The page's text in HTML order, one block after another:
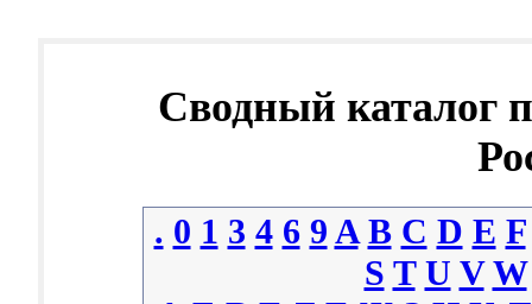
Сводный каталог
. 0 1 3 4 6 9 A B C D E F
S T U V W